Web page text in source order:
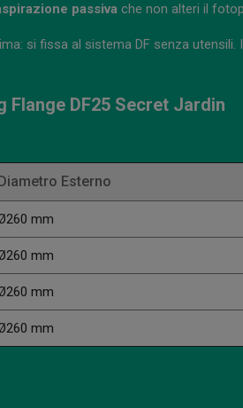
passiva che non alteri il
si fissa al sistema DF senza
DF25 Secret Jardin
Diametro Esterno
mm
mm
mm
mm